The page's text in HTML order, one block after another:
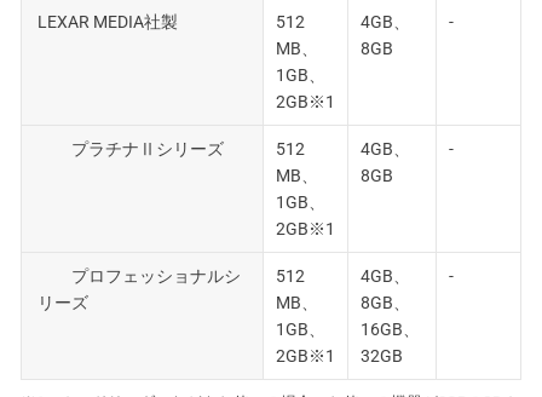
LEXAR MEDIA社製
512
MB、
1GB、
2GB※1
4GB、
8GB
-
プラチナⅡシリーズ
512
MB、
1GB、
2GB※1
4GB、
8GB
-
プロフェッショナルシ
リーズ
512
MB、
1GB、
2GB※1
4GB、
8GB、
16GB、
32GB
-